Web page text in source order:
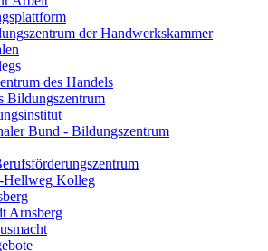
der Handwerkskammer
des Handels
Bildungszentrum
Bund - Bildungszentrum
Hellweg Kolleg
Arnsberg